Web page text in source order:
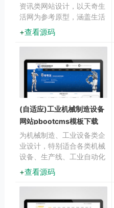
资讯类网站设计，以天奇生
活网为参考原型，涵盖生活
常识、美食烹饪、女性时尚
等多元化内容板块。采用响
应式布局设计，适配各种终
端设备，为访客提供优质的
阅读体验。模板结构清晰合
理，内容展示层次分明，符
合生活类网站的用户需求。
查看源码
(自适应)工业机械制造设备
网站pbootcms模板下载
为机械制造、工业设备类企
业设计，特别适合各类机械
设备、生产线、工业自动化
产品展示。采用响应式技
术，确保在不同设备上都能
清晰展示机械产品的技术参
数和细节特点。
查看源码